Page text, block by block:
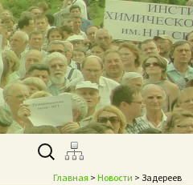
Найти:
Главная > Новости > Задереев